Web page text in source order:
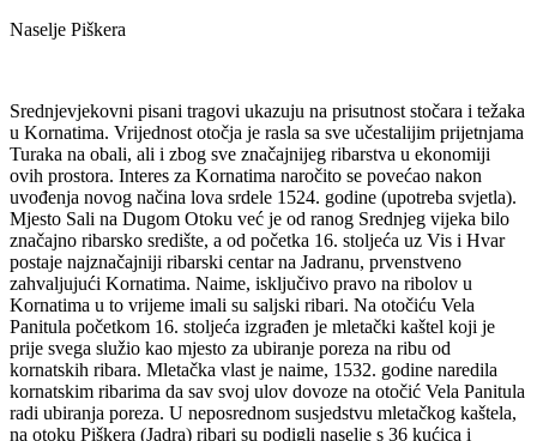
Naselje Piškera
Srednjevjekovni pisani tragovi ukazuju na prisutnost stočara i težaka
u Kornatima. Vrijednost otočja je rasla sa sve učestalijim prijetnjama
Turaka na obali, ali i zbog sve značajnijeg ribarstva u ekonomiji
ovih prostora. Interes za Kornatima naročito se povećao nakon
uvođenja novog načina lova srdele 1524. godine (upotreba svjetla).
Mjesto Sali na Dugom Otoku već je od ranog Srednjeg vijeka bilo
značajno ribarsko središte, a od početka 16. stoljeća uz Vis i Hvar
postaje najznačajniji ribarski centar na Jadranu, prvenstveno
zahvaljujući Kornatima. Naime, isključivo pravo na ribolov u
Kornatima u to vrijeme imali su saljski ribari. Na otočiću Vela
Panitula početkom 16. stoljeća izgrađen je mletački kaštel koji je
prije svega služio kao mjesto za ubiranje poreza na ribu od
kornatskih ribara. Mletačka vlast je naime, 1532. godine naredila
kornatskim ribarima da sav svoj ulov dovoze na otočić Vela Panitula
radi ubiranja poreza. U neposrednom susjedstvu mletačkog kaštela,
na otoku Piškera (Jadra) ribari su podigli naselje s 36 kućica i